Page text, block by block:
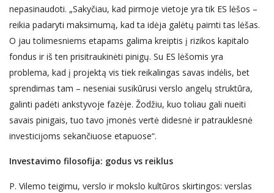
nepasinaudoti. „Sakyčiau, kad pirmoje vietoje yra tik ES lėšos –
reikia padaryti maksimumą, kad ta idėja galėtų paimti tas lėšas.
O jau tolimesniems etapams galima kreiptis į rizikos kapitalo
fondus ir iš ten prisitraukinėti pinigų. Su ES lėšomis yra
problema, kad į projektą vis tiek reikalingas savas indėlis, bet
sprendimas tam – neseniai susikūrusi verslo angelų struktūra,
galinti padėti ankstyvoje fazėje. Žodžiu, kuo toliau gali nueiti
savais pinigais, tuo tavo įmonės vertė didesnė ir patrauklesnė
investicijoms sekančiuose etapuose“.
Investavimo filosofija: godus vs reiklus
P. Vilemo teigimu, verslo ir mokslo kultūros skirtingos: verslas